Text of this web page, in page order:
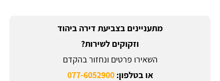
מתעניינים בצביעת דירה ביהוד
וזקוקים לשירות?
השאירו פרטים ונחזור בהקדם
או בטלפון:077-6052900